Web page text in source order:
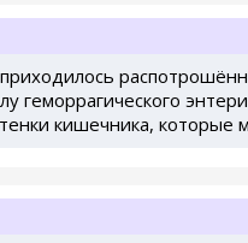
геморрагического
кишечника, которые